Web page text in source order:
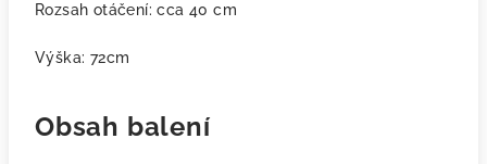
Rozsah otáčení: cca 40 cm
Výška: 72cm
Obsah balení